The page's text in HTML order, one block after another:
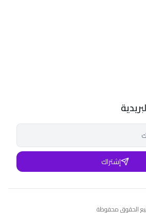
إشتراك
الحقوق محفوظة